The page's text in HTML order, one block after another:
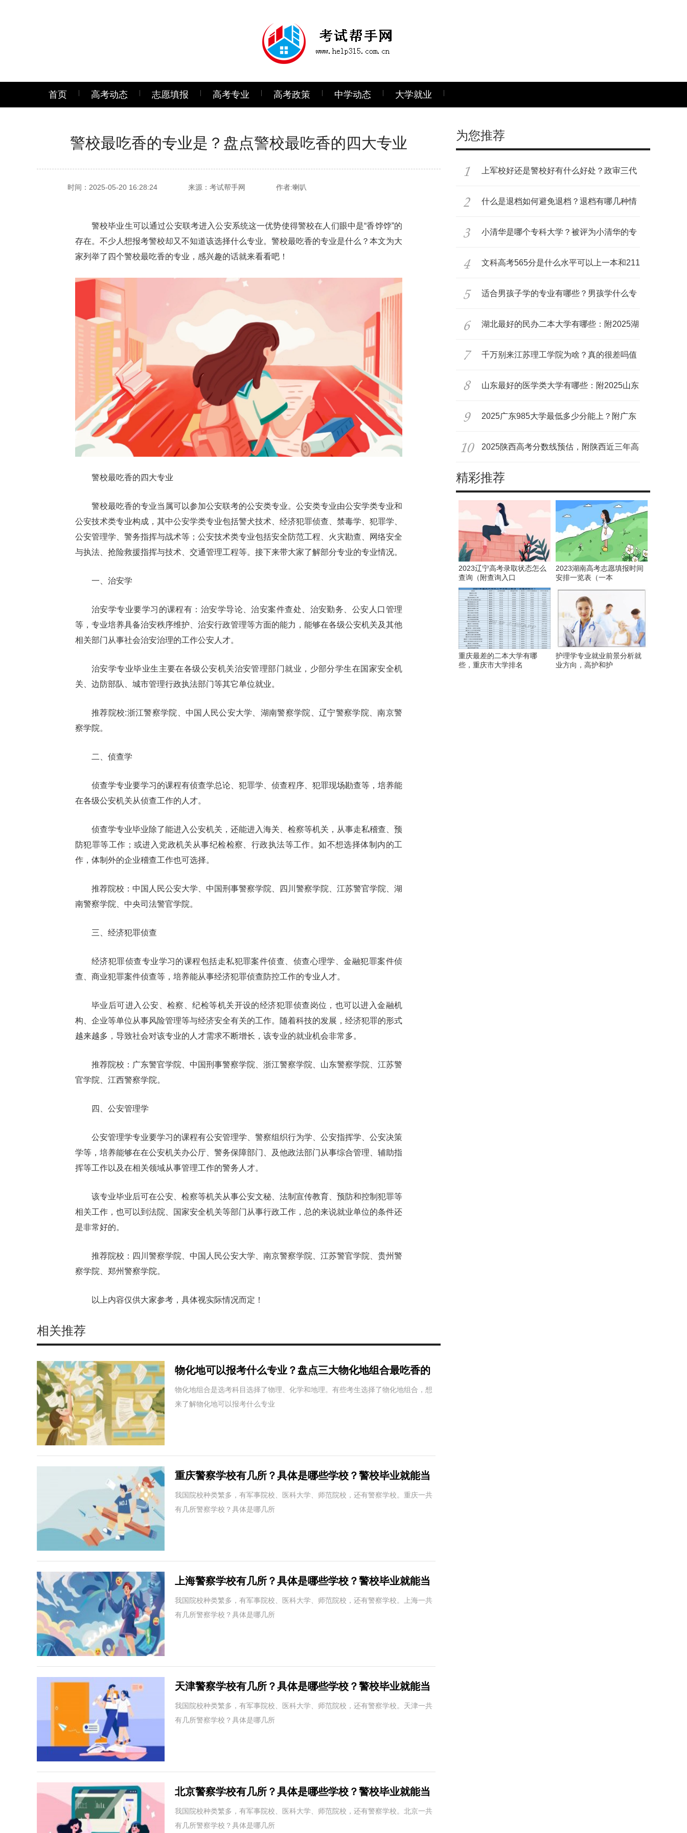
首页 高考动态 志愿填报 高考专业 高考政策 中学动态 大学就业
警校最吃香的专业是？盘点警校最吃香的四大专业
时间：2025-05-20 16:28:24 来源：考试帮手网 作者:喇叭
警校毕业生可以通过公安联考进入公安系统这一优势使得警校在人们眼中是“香饽饽”的
存在。不少人想报考警校却又不知道该选择什么专业。警校最吃香的专业是什么？本文为大
家列举了四个警校最吃香的专业，感兴趣的话就来看看吧！
警校最吃香的四大专业
警校最吃香的专业当属可以参加公安联考的公安类专业。公安类专业由公安学类专业和
公安技术类专业构成，其中公安学类专业包括警犬技术、经济犯罪侦查、禁毒学、犯罪学、
公安管理学、警务指挥与战术等；公安技术类专业包括安全防范工程、火灾勘查、网络安全
与执法、抢险救援指挥与技术、交通管理工程等。接下来带大家了解部分专业的专业情况。
一、治安学
治安学专业要学习的课程有：治安学导论、治安案件查处、治安勤务、公安人口管理
等，专业培养具备治安秩序维护、治安行政管理等方面的能力，能够在各级公安机关及其他
相关部门从事社会治安治理的工作公安人才。
治安学专业毕业生主要在各级公安机关治安管理部门就业，少部分学生在国家安全机
关、边防部队、城市管理行政执法部门等其它单位就业。
推荐院校:浙江警察学院、中国人民公安大学、湖南警察学院、辽宁警察学院、南京警
察学院。
二、侦查学
侦查学专业要学习的课程有侦查学总论、犯罪学、侦查程序、犯罪现场勘查等，培养能
在各级公安机关从侦查工作的人才。
侦查学专业毕业除了能进入公安机关，还能进入海关、检察等机关，从事走私稽查、预
防犯罪等工作；或进入党政机关从事纪检检察、行政执法等工作。如不想选择体制内的工
作，体制外的企业稽查工作也可选择。
推荐院校：中国人民公安大学、中国刑事警察学院、四川警察学院、江苏警官学院、湖
南警察学院、中央司法警官学院。
三、经济犯罪侦查
经济犯罪侦查专业学习的课程包括走私犯罪案件侦查、侦查心理学、金融犯罪案件侦
查、商业犯罪案件侦查等，培养能从事经济犯罪侦查防控工作的专业人才。
毕业后可进入公安、检察、纪检等机关开设的经济犯罪侦查岗位，也可以进入金融机
构、企业等单位从事风险管理等与经济安全有关的工作。随着科技的发展，经济犯罪的形式
越来越多，导致社会对该专业的人才需求不断增长，该专业的就业机会非常多。
推荐院校：广东警官学院、中国刑事警察学院、浙江警察学院、山东警察学院、江苏警
官学院、江西警察学院。
四、公安管理学
公安管理学专业要学习的课程有公安管理学、警察组织行为学、公安指挥学、公安决策
学等，培养能够在在公安机关办公厅、警务保障部门、及他政法部门从事综合管理、辅助指
挥等工作以及在相关领域从事管理工作的警务人才。
该专业毕业后可在公安、检察等机关从事公安文秘、法制宣传教育、预防和控制犯罪等
相关工作，也可以到法院、国家安全机关等部门从事行政工作，总的来说就业单位的条件还
是非常好的。
推荐院校：四川警察学院、中国人民公安大学、南京警察学院、江苏警官学院、贵州警
察学院、郑州警察学院。
以上内容仅供大家参考，具体视实际情况而定！
相关推荐
物化地可以报考什么专业？盘点三大物化地组合最吃香的
专业！
物化地组合是选考科目选择了物理、化学和地理。有些考生选择了物化地组合，想
来了解物化地可以报考什么专业
重庆警察学校有几所？具体是哪些学校？警校毕业就能当
警察？
我国院校种类繁多，有军事院校、医科大学、师范院校，还有警察学校。重庆一共
有几所警察学校？具体是哪几所
上海警察学校有几所？具体是哪些学校？警校毕业就能当
警察？
我国院校种类繁多，有军事院校、医科大学、师范院校，还有警察学校。上海一共
有几所警察学校？具体是哪几所
天津警察学校有几所？具体是哪些学校？警校毕业就能当
警察？
我国院校种类繁多，有军事院校、医科大学、师范院校，还有警察学校。天津一共
有几所警察学校？具体是哪几所
北京警察学校有几所？具体是哪些学校？警校毕业就能当
警察？
我国院校种类繁多，有军事院校、医科大学、师范院校，还有警察学校。北京一共
有几所警察学校？具体是哪几所
为您推荐
上军校好还是警校好有什么好处？政审三代
是
什么是退档如何避免退档？退档有哪几种情
况
小清华是哪个专科大学？被评为小清华的专
科
文科高考565分是什么水平可以上一本和211
吗
适合男孩子学的专业有哪些？男孩学什么专
业
湖北最好的民办二本大学有哪些：附2025湖
北
千万别来江苏理工学院为啥？真的很差吗值
得
山东最好的医学类大学有哪些：附2025山东
医
2025广东985大学最低多少分能上？附广东
所
2025陕西高考分数线预估，附陕西近三年高
考
精彩推荐
2023辽宁高考录取状态怎么
查询（附查询入口
2023湖南高考志愿填报时间
安排一览表（一本
重庆最差的二本大学有哪
些，重庆市大学排名
护理学专业就业前景分析就
业方向，高护和护